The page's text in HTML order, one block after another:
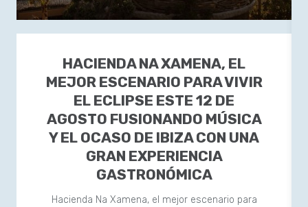
HACIENDA NA XAMENA, EL
MEJOR ESCENARIO PARA VIVIR
EL ECLIPSE ESTE 12 DE
AGOSTO FUSIONANDO MÚSICA
Y EL OCASO DE IBIZA CON UNA
GRAN EXPERIENCIA
GASTRONÓMICA
Hacienda Na Xamena, el mejor escenario para